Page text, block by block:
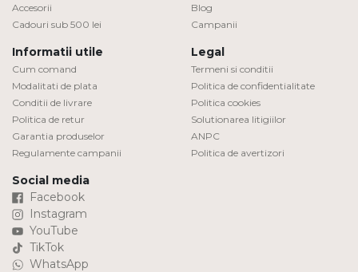
Accesorii
Cadouri sub 500 lei
Blog
Campanii
Informatii utile
Cum comand
Modalitati de plata
Conditii de livrare
Politica de retur
Garantia produselor
Regulamente campanii
Legal
Termeni si conditii
Politica de confidentialitate
Politica cookies
Solutionarea litigiilor
ANPC
Politica de avertizori
Social media
Facebook
Instagram
YouTube
TikTok
WhatsApp